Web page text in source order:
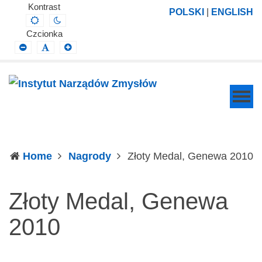
Instytut
Narządów
Zmysłów
Projektowanie,
prowadzenie
prac
leczenia
rehabilitacji
Kontrast
DefaultNight
Czcionka
SmallerDefaultLarger
POLSKI | ENGLISH
Home Nagrody Złoty Medal, Genewa 2010
Złoty Medal, Genewa
2010